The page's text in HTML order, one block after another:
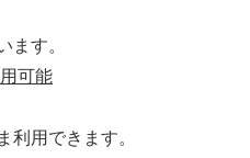
ます。
可能
利用できます。